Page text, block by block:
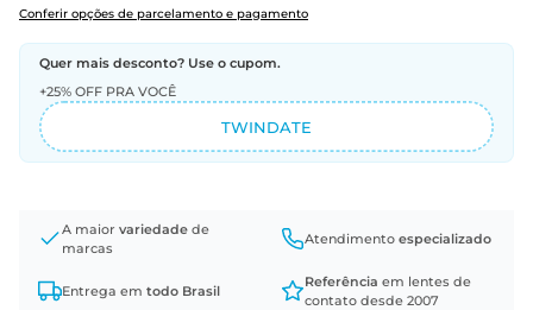
Conferir opções de parcelamento e pagamento
Quer mais desconto? Use o cupom.
+25% OFF PRA VOCÊ
TWINDATE
A maior variedade de
marcas
Atendimento especializado
Entrega em todo Brasil
Referência em lentes de
contato desde 2007